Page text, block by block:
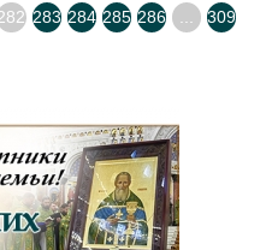
283 284 285 286 309